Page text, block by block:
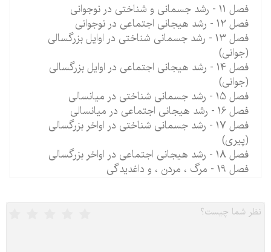
فصل 11 - رشد جسمانی و شناختی در نوجوانی
فصل 12 - رشد هیجانی اجتماعی در نوجوانی
فصل 13 - رشد جسمانی شناختی در اوایل بزرگسالی
(جوانی)
فصل 14 - رشد هیجانی اجتماعی در اوایل بزرگسالی
(جوانی)
فصل 15 - رشد جسمانی شناختی در میانسالی
فصل 16 - رشد هیجانی اجتماعی در میانسالی
فصل 17 - رشد جسمانی شناختی در اواخر بزرگسالی
(پیری)
فصل 18 - رشد هیجانی اجتماعی در اواخر بزرگسالی
فصل 19 - مرگ ، مردن ، و داغدیدگی